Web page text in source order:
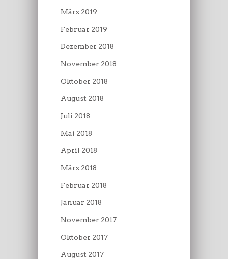
März 2019
Februar 2019
Dezember 2018
November 2018
Oktober 2018
August 2018
Juli 2018
Mai 2018
April 2018
März 2018
Februar 2018
Januar 2018
November 2017
Oktober 2017
August 2017